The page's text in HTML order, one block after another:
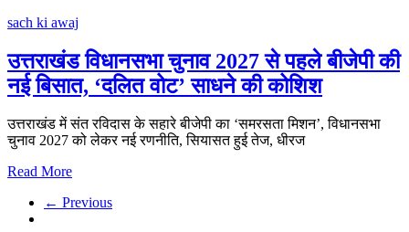
sach ki awaj
उत्तराखंड विधानसभा चुनाव 2027 से पहले बीजेपी की
नई बिसात, ‘दलित वोट’ साधने की कोशिश
उत्तराखंड में संत रविदास के सहारे बीजेपी का ‘समरसता मिशन’, विधानसभा
चुनाव 2027 को लेकर नई रणनीति, सियासत हुई तेज, धीरज
Read More
← Previous